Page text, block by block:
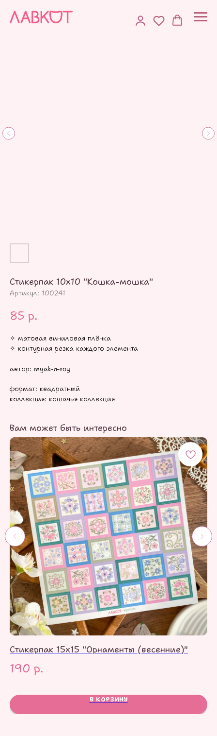
Стикерпак 10х10 "Кошка-мошка"
Артикул: 100241
85 р.
✧ матовая виниловая плёнка
✧ контурная резка каждого элемента
автор: myak-n-roy
формат: квадратный
коллекция: кошачья коллекция
Вам может быть интересно
Стикерпак 15х15 "Орнаменты (весенние)"
190 р.
В КОРЗИНУ